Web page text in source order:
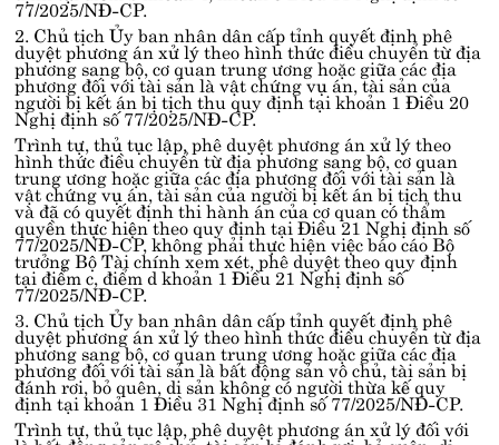
77/2025/NĐ-CP.
2. Chủ tịch Ủy ban nhân dân cấp tỉnh quyết định phê
duyệt phương án xử lý theo hình thức điều chuyển từ địa
phương sang bộ, cơ quan trung ương hoặc giữa các địa
phương đối với tài sản là vật chứng vụ án, tài sản của
người bị kết án bị tịch thu quy định tạikhoản 1 Điều 20
Nghị định số 77/2025/NĐ-CP.
Trình tự, thủ tục lập, phê duyệt phương án xử lý theo
hình thức điều chuyển từ địa phương sang bộ, cơ quan
trung ương hoặc giữa các địa phương đối với tài sản là
vật chứng vụ án, tài sản của người bị kết án bị tịch thu
và đã có quyết định thi hành án của cơ quan có thẩm
quyền thực hiện theo quy định tạiĐiều 21 Nghị định số
77/2025/NĐ-CP, không phải thực hiện việc báo cáo Bộ
trưởng Bộ Tài chính xem xét, phê duyệt theo quy định
tạiđiểm c, điểm d khoản 1 Điều 21 Nghị định số
77/2025/NĐ-CP.
3. Chủ tịch Ủy ban nhân dân cấp tỉnh quyết định phê
duyệt phương án xử lý theo hình thức điều chuyển từ địa
phương sang bộ, cơ quan trung ương hoặc giữa các địa
phương đối với tài sản là bất động sản vô chủ, tài sản bị
đánh rơi, bỏ quên, di sản không có người thừa kế quy
định tạikhoản 1 Điều 31 Nghị định số 77/2025/NĐ-CP.
Trình tự, thủ tục lập, phê duyệt phương án xử lý đối với